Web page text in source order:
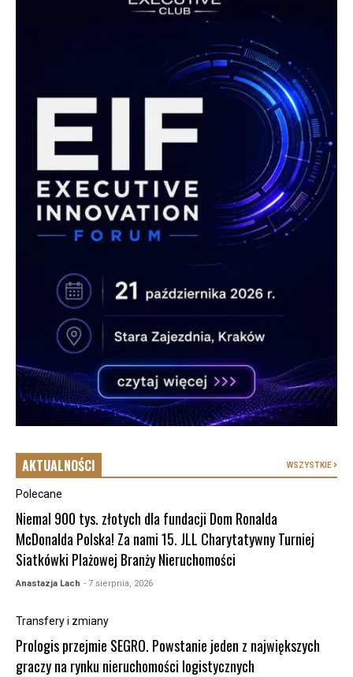
AKTUALNOŚCI WSZYSTKIE
Polecane
Niemal 900 tys. złotych dla fundacji Dom Ronalda
McDonalda Polska! Za nami 15. JLL Charytatywny Turniej
Siatkówki Plażowej Branży Nieruchomości
Anastazja Lach - 7 sierpnia, 2026
Transfery i zmiany
Prologis przejmie SEGRO. Powstanie jeden z największych
graczy na rynku nieruchomości logistycznych